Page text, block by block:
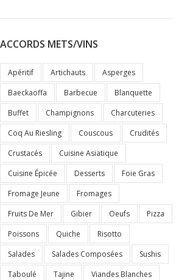
ACCORDS METS/VINS
Apéritif Artichauts
Asperges
Baeckaoffa
Barbecue
Blanquette
Buffet
Champignons
Charcuteries
Coq Au Riesling
Couscous
Crudités
Crustacés
Cuisine Asiatique
Cuisine Épicée
Desserts
Foie Gras
Fromage Jeune
Fromages
Fruits De Mer
Gibier Oeufs
Pizza
Poissons
Quiche
Risotto
Salades
Salades Composées
Sushis
Taboulé
Tajine
Viandes Blanches